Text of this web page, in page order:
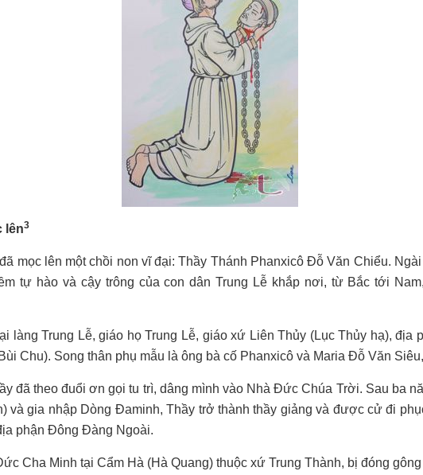
lên3
mọc lên một chồi non vĩ đại: Thầy Thánh Phanxicô Đỗ Văn Chiểu.
tự hào và cậy trông của con dân Trung Lễ khắp nơi, từ Bắc tới
làng Trung Lễ, giáo họ Trung Lễ, giáo xứ Liên Thủy (Lục Thủy hạ), địa
Chu). Song thân phụ mẫu là ông bà cố Phanxicô và Maria Đỗ Văn
đã theo đuổi ơn gọi tu trì, dâng mình vào Nhà Đức Chúa Trời. Sau ba
và gia nhập Dòng Đaminh, Thầy trở thành thầy giảng và được cử đi
phận Đông Đàng Ngoài.
Cha Minh tại Cẩm Hà (Hà Quang) thuộc xứ Trung Thành, bị đóng